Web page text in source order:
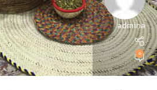
admina
0